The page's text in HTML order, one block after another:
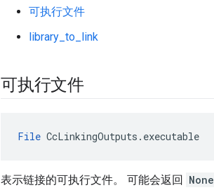
可执行文件
library_to_link
可执行文件
File CcLinkingOutputs.executable
表示链接的可执行文件。 可能会返回 None